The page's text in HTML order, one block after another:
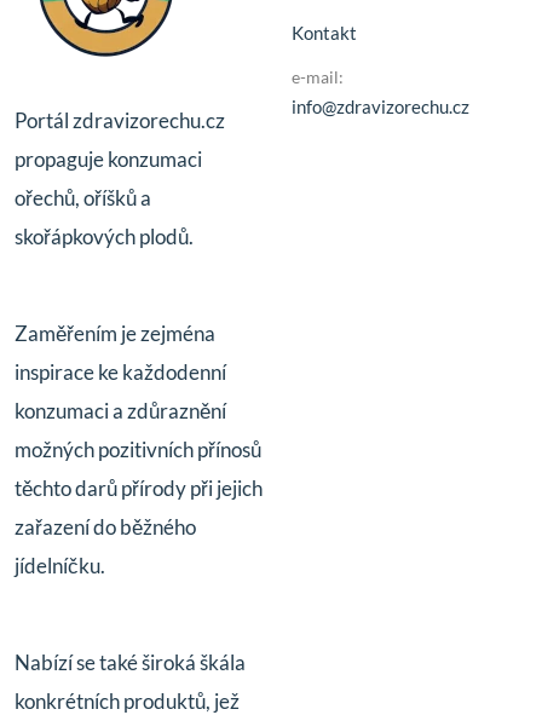
Portál zdravizorechu.cz
propaguje konzumaci
ořechů, oříšků a
skořápkových plodů.
Zaměřením je zejména
inspirace ke každodenní
konzumaci a zdůraznění
možných pozitivních přínosů
těchto darů přírody při jejich
zařazení do běžného
jídelníčku.
Nabízí se také široká škála
konkrétních produktů, jež
Kontakt
e-mail:
info@zdravizorechu.cz